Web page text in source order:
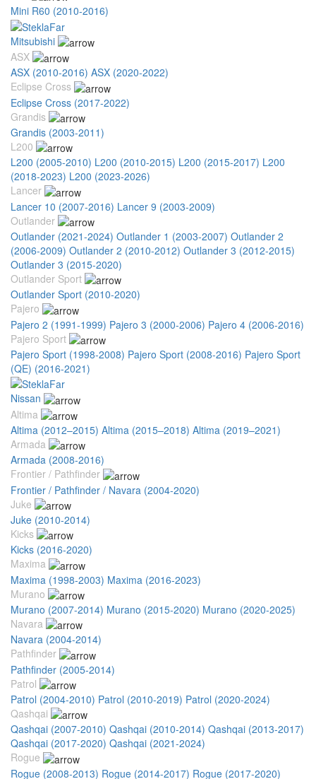
Mini R60 (2010-2016)
Mitsubishi
ASX
ASX (2010-2016) ASX (2020-2022)
Eclipse Cross
Eclipse Cross (2017-2022)
Grandis
Grandis (2003-2011)
L200
L200 (2005-2010) L200 (2010-2015) L200 (2015-2017) L200
(2018-2023) L200 (2023-2026)
Lancer
Lancer 10 (2007-2016) Lancer 9 (2003-2009)
Outlander
Outlander (2021-2024) Outlander 1 (2003-2007) Outlander 2
(2006-2009) Outlander 2 (2010-2012) Outlander 3 (2012-2015)
Outlander 3 (2015-2020)
Outlander Sport
Outlander Sport (2010-2020)
Pajero
Pajero 2 (1991-1999) Pajero 3 (2000-2006) Pajero 4 (2006-2016)
Pajero Sport
Pajero Sport (1998-2008) Pajero Sport (2008-2016) Pajero Sport
(QE) (2016-2021)
Nissan
Altima
Altima (2012–2015) Altima (2015–2018) Altima (2019–2021)
Armada
Armada (2008-2016)
Frontier / Pathfinder
Frontier / Pathfinder / Navara (2004-2020)
Juke
Juke (2010-2014)
Kicks
Kicks (2016-2020)
Maxima
Maxima (1998-2003) Maxima (2016-2023)
Murano
Murano (2007-2014) Murano (2015-2020) Murano (2020-2025)
Navara
Navara (2004-2014)
Pathfinder
Pathfinder (2005-2014)
Patrol
Patrol (2004-2010) Patrol (2010-2019) Patrol (2020-2024)
Qashqai
Qashqai (2007-2010) Qashqai (2010-2014) Qashqai (2013-2017)
Qashqai (2017-2020) Qashqai (2021-2024)
Rogue
Rogue (2008-2013) Rogue (2014-2017) Rogue (2017-2020)